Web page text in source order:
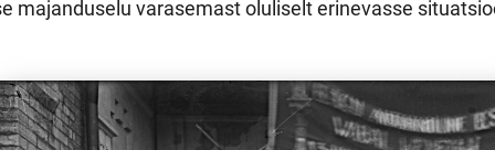
majanduselu varasemast oluliselt erinevasse